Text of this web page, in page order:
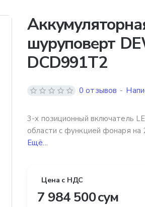
шуруповерт
DCD991T2
3-х позиционный включатель
области с функцией фонаря на
Ещё...
0 отзывов -
Цена с НДС
7 984 500 сум